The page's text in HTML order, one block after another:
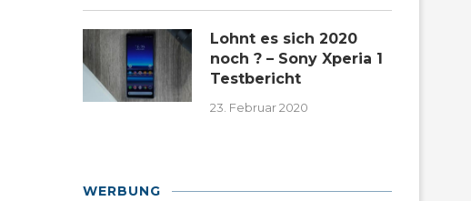
Lohnt es sich 2020
noch ? – Sony Xperia 1
Testbericht
23. Februar 2020
WERBUNG